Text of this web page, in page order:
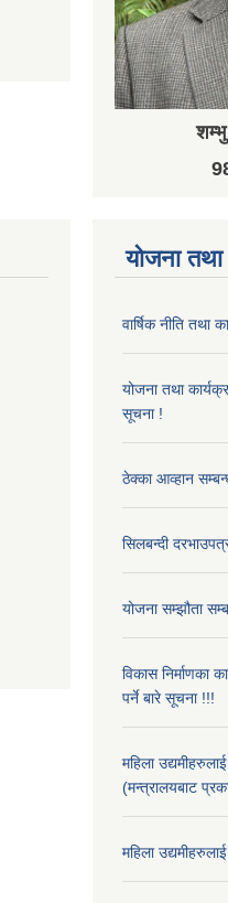
शम्भु
योजना तथा
वार्षिक नीति तथा
योजना तथा
सूचना !
ठेक्का आव्हान
सिलबन्दी
योजना सम्झौता
विकास निर्माणका
पर्ने बारे सूचना !!!
महिला
(मन्त्रालयबाट
महिला